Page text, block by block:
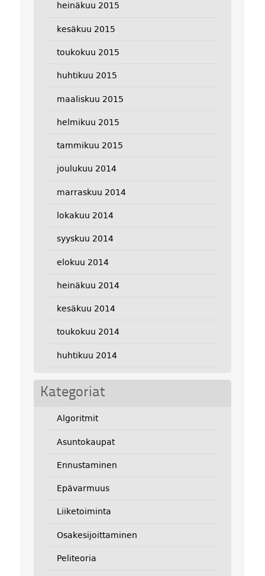
heinäkuu 2015
kesäkuu 2015
toukokuu 2015
huhtikuu 2015
maaliskuu 2015
helmikuu 2015
tammikuu 2015
joulukuu 2014
marraskuu 2014
lokakuu 2014
syyskuu 2014
elokuu 2014
heinäkuu 2014
kesäkuu 2014
toukokuu 2014
huhtikuu 2014
Kategoriat
Algoritmit
Asuntokaupat
Ennustaminen
Epävarmuus
Liiketoiminta
Osakesijoittaminen
Peliteoria